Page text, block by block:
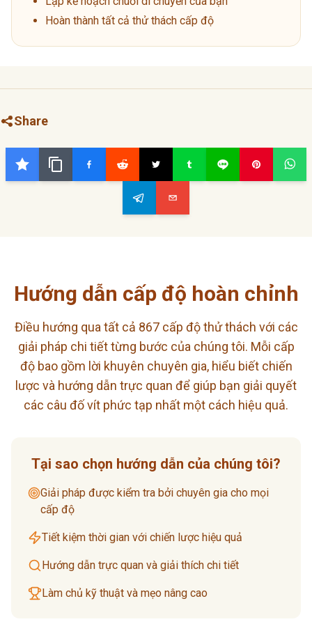
Hoàn thành tất cả thử thách cấp độ
Share
Hướng dẫn cấp độ hoàn chỉnh
Điều hướng qua tất cả 867 cấp độ thử thách với các
giải pháp chi tiết từng bước của chúng tôi. Mỗi cấp
độ bao gồm lời khuyên chuyên gia, hiểu biết chiến
lược và hướng dẫn trực quan để giúp bạn giải quyết
các câu đố vít phức tạp nhất một cách hiệu quả.
Tại sao chọn hướng dẫn của chúng tôi?
Giải pháp được kiểm tra bởi chuyên gia cho mọi
cấp độ
Tiết kiệm thời gian với chiến lược hiệu quả
Hướng dẫn trực quan và giải thích chi tiết
Làm chủ kỹ thuật và mẹo nâng cao